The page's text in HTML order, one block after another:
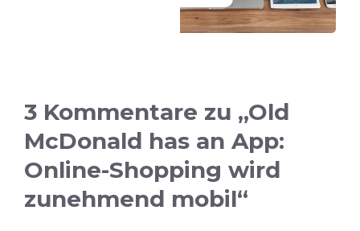
3 Kommentare zu „Old
McDonald has an App:
Online-Shopping wird
zunehmend mobil“